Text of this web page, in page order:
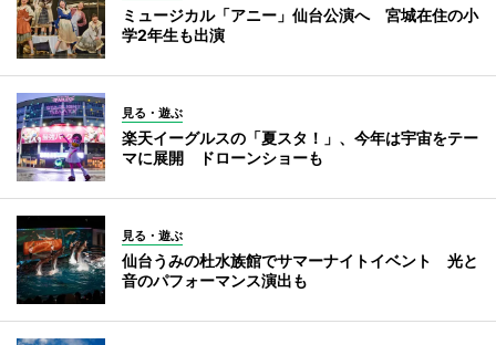
ミュージカル「アニー」仙台公演へ 宮城在住の小
学2年生も出演
見る・遊ぶ
楽天イーグルスの「夏スタ！」、今年は宇宙をテー
マに展開 ドローンショーも
見る・遊ぶ
仙台うみの杜水族館でサマーナイトイベント 光と
音のパフォーマンス演出も